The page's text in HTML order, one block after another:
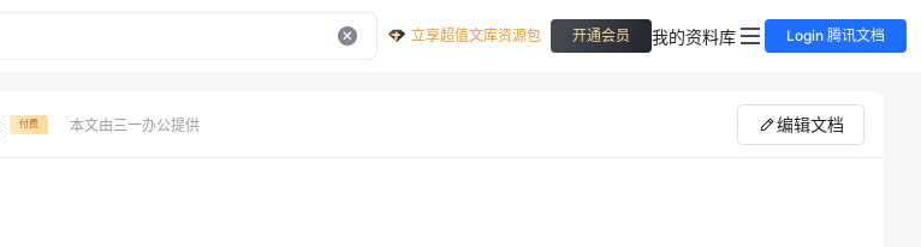
立享超值文库资源包 开通会员 我的资料库 Login 腾讯文档
付费 本文由三一办公提供 编辑文档